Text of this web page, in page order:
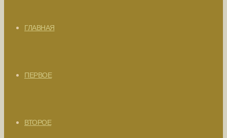
ГЛАВНАЯ
ПЕРВОЕ
ВТОРОЕ